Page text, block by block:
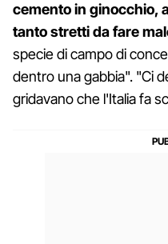
cemento in ginocchio,
tanto stretti da fare
specie di campo di
dentro una gabbia". "Ci
gridavano che l'Italia fa